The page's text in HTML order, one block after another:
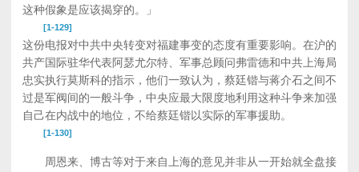
这种假象是应该揭穿的。」
[1-129]
这份电报对中共中央转变对福建事变的态度有重要影响。在沪的
共产国际驻华代表阿瑟尤尔特、军事总顾问弗雷德和中共上海局
忠实执行莫斯科的指示，他们一致认为，蔡廷锴与蒋介石之间不
过是军阀间的一般斗争，中央应最大限度地利用这种斗争来加强
自己在内战中的地位，不给蔡廷锴以实际的军事援助。
[1-130]
周恩来、博古等对于来自上海的意见并非从一开始就全盘接